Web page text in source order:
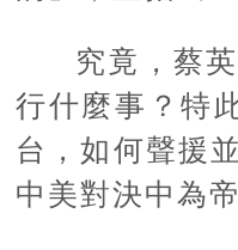
究竟，蔡
行什麼事？特
台，如何聲援
中美對決中為